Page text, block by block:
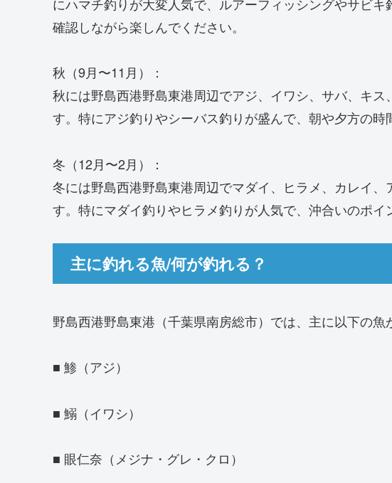
確認しながら楽しんでください。
秋（9月〜11月）：
秋には野島西港野島東港周辺でアジ、イワシ、サバ、キ
す。特にアジ釣りやシーバス釣りが盛んで、朝や夕方の時
冬（12月〜2月）：
冬には野島西港野島東港周辺でマダイ、ヒラメ、カレイ
す。特にマダイ釣りやヒラメ釣りが人気で、沖合いのポイ
主に釣れる魚/何が釣れる？
野島西港野島東港（千葉県南房総市）では、主に以下の魚
■ 鯵（アジ）
■ 鰯（イワシ）
■ 眼仁奈（メジナ・グレ・クロ）